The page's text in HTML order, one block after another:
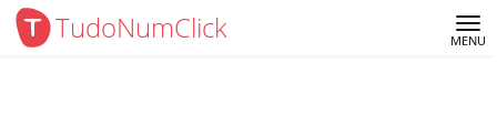
TudoNumClick MENU